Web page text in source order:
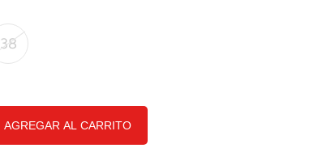
38
AGREGAR AL CARRITO